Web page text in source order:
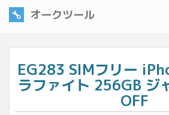
オークツール
EG283 SIMフリー
ラファイト 256GB ジ
OFF